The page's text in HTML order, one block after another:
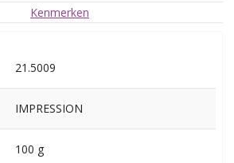
Kenmerken
21.5009
IMPRESSION
100 g